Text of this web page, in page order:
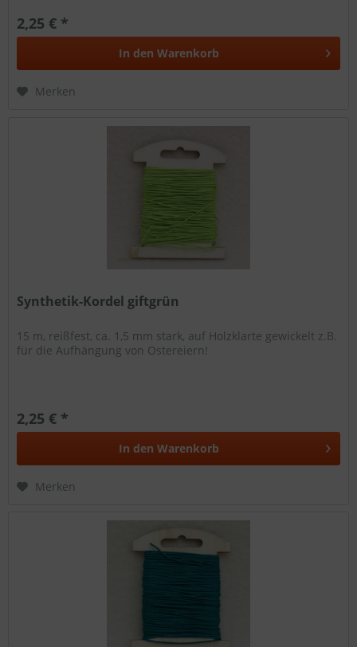
2,25 € *
In den Warenkorb
Merken
Synthetik-Kordel giftgrün
15 m, reißfest, ca. 1,5 mm stark, auf Holzklarte gewickelt z.B.
für die Aufhängung von Ostereiern!
2,25 € *
In den Warenkorb
Merken